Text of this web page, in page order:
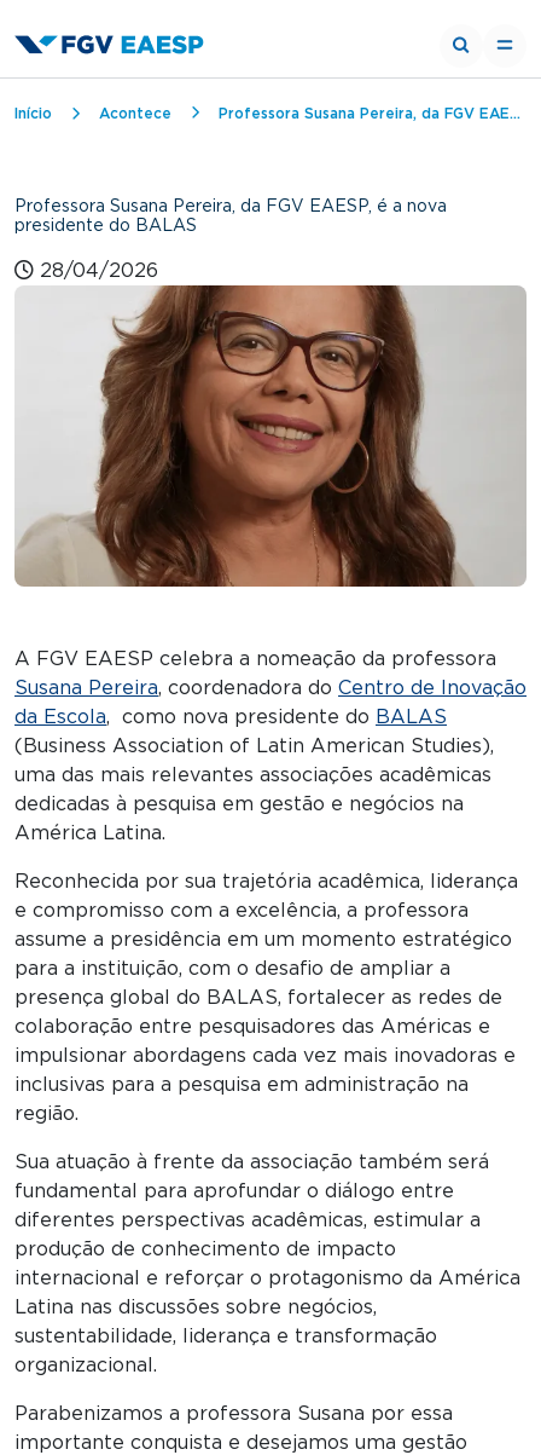
Trilha de navegação
Início Acontece Professora Susana Pereira, da FGV EAESP, é a nova presidente do BALAS
Professora Susana Pereira, da FGV EAESP, é a nova
presidente do BALAS
28/04/2026
A FGV EAESP celebra a nomeação da professora
Susana Pereira, coordenadora do Centro de Inovação
da Escola, como nova presidente do BALAS
(Business Association of Latin American Studies),
uma das mais relevantes associações acadêmicas
dedicadas à pesquisa em gestão e negócios na
América Latina.
Reconhecida por sua trajetória acadêmica, liderança
e compromisso com a excelência, a professora
assume a presidência em um momento estratégico
para a instituição, com o desafio de ampliar a
presença global do BALAS, fortalecer as redes de
colaboração entre pesquisadores das Américas e
impulsionar abordagens cada vez mais inovadoras e
inclusivas para a pesquisa em administração na
região.
Sua atuação à frente da associação também será
fundamental para aprofundar o diálogo entre
diferentes perspectivas acadêmicas, estimular a
produção de conhecimento de impacto
internacional e reforçar o protagonismo da América
Latina nas discussões sobre negócios,
sustentabilidade, liderança e transformação
organizacional.
Parabenizamos a professora Susana por essa
importante conquista e desejamos uma gestão